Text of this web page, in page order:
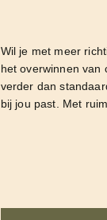
Wil je met meer
het overwinnen van
verder dan
bij jou past. Met